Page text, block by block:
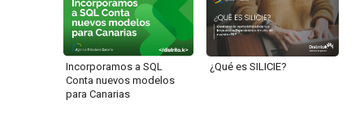
Incorporamos a SQL
Conta nuevos modelos
para Canarias
¿Qué es SILICIE?